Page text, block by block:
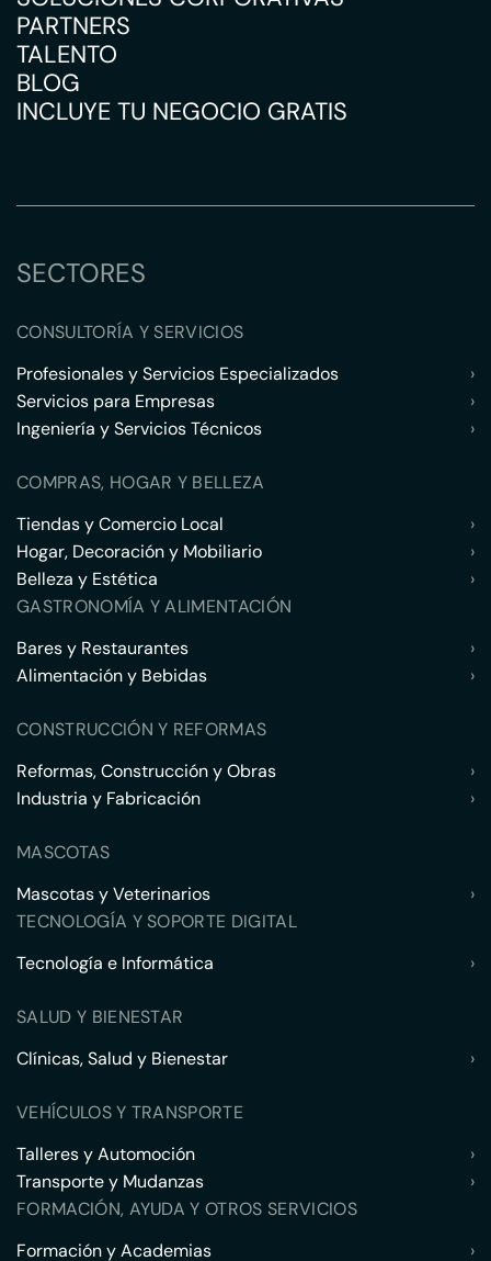
PARTNERS
TALENTO
BLOG
INCLUYE TU NEGOCIO GRATIS
SECTORES
CONSULTORÍA Y SERVICIOS
Profesionales y Servicios Especializados
›
Servicios para Empresas
›
Ingeniería y Servicios Técnicos
›
COMPRAS, HOGAR Y BELLEZA
Tiendas y Comercio Local
›
Hogar, Decoración y Mobiliario
›
Belleza y Estética
›
GASTRONOMÍA Y ALIMENTACIÓN
Bares y Restaurantes
›
Alimentación y Bebidas
›
CONSTRUCCIÓN Y REFORMAS
Reformas, Construcción y Obras
›
Industria y Fabricación
›
MASCOTAS
Mascotas y Veterinarios
›
TECNOLOGÍA Y SOPORTE DIGITAL
Tecnología e Informática
›
SALUD Y BIENESTAR
Clínicas, Salud y Bienestar
›
VEHÍCULOS Y TRANSPORTE
Talleres y Automoción
›
Transporte y Mudanzas
›
FORMACIÓN, AYUDA Y OTROS SERVICIOS
Formación y Academias
›